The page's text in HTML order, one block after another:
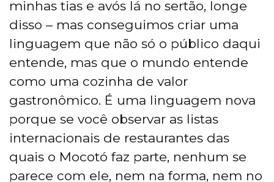
minhas tias e avós lá no sertão, longe
disso – mas conseguimos criar uma
linguagem que não só o público daqui
entende, mas que o mundo entende
como uma cozinha de valor
gastronômico. É uma linguagem nova
porque se você observar as listas
internacionais de restaurantes das
quais o Mocotó faz parte, nenhum se
parece com ele, nem na forma, nem no